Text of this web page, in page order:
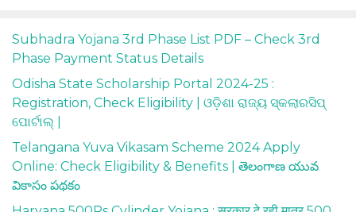
Subhadra Yojana 3rd Phase List PDF – Check 3rd
Phase Payment Status Details
Odisha State Scholarship Portal 2024-25 :
Registration, Check Eligibility | ଓଡ଼ିଶା ରାଜ୍ୟ ସ୍କଲାରସିପ୍
ପୋର୍ଟାଲ୍ |
Telangana Yuva Vikasam Scheme 2024 Apply
Online: Check Eligibility & Benefits | తెలంగాణ యువ
వికాసం పథకం